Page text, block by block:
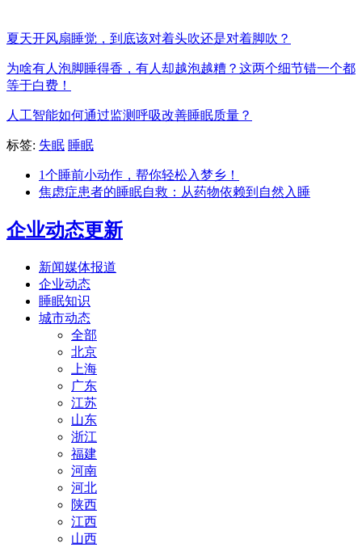
夏天开风扇睡觉，到底该对着头吹还是对着脚吹？
为啥有人泡脚睡得香，有人却越泡越糟？这两个细节错一个都
等于白费！
人工智能如何通过监测呼吸改善睡眠质量？
标签: 失眠 睡眠
1个睡前小动作，帮你轻松入梦乡！
焦虑症患者的睡眠自救：从药物依赖到自然入睡
企业动态更新
新闻媒体报道
企业动态
睡眠知识
城市动态
全部
北京
上海
广东
江苏
山东
浙江
福建
河南
河北
陕西
江西
山西